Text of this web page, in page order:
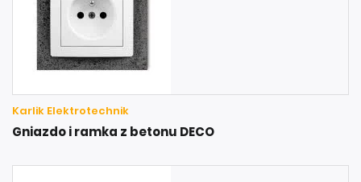
Karlik Elektrotechnik
Gniazdo i ramka z betonu DECO